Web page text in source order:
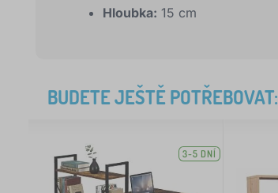
Hloubka: 15 cm
BUDETE JEŠTĚ POTŘEBOVAT:
3-5 DNÍ